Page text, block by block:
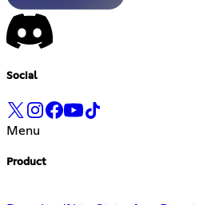
Social
Menu
Product